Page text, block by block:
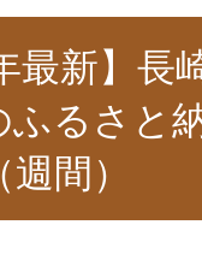
最新】長
ふるさと
間）